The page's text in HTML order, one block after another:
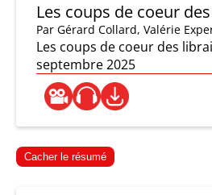
Les coups de coeur
Par Gérard Collard, Valérie
Les coups de coeur des
septembre 2025
Cacher le résumé